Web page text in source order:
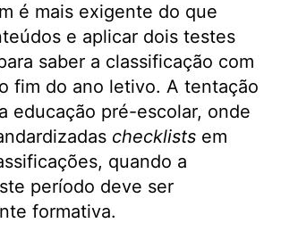
é mais exigente do que
e aplicar dois testes
saber a classificação com
fim do ano letivo. A tentação
educação pré-escolar, onde
checklists em
quando a
período deve ser
formativa.